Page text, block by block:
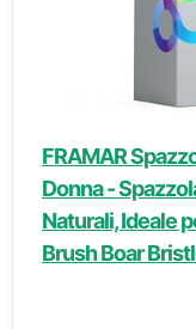
FRAMAR
Donna -
Naturali, Ideale
Brush Boar